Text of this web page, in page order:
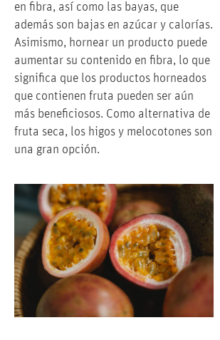
en fibra, así como las bayas, que
además son bajas en azúcar y calorías.
Asimismo, hornear un producto puede
aumentar su contenido en fibra, lo que
significa que los productos horneados
que contienen fruta pueden ser aún
más beneficiosos. Como alternativa de
fruta seca, los higos y melocotones son
una gran opción.